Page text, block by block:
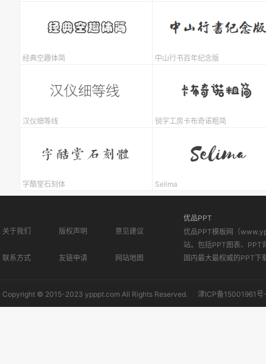
经典空趣体简 中山行书百年纪念版
汉仪细等线 锐字工房卡布奇诺粗简
字酷堂石刻体 Selima
关于我们 版权声明 意见建议
联系方式 友链申请 网站地图
优品PPT
优品PPT模板网（
站。包括PPT图表、PPT
国内最大最权威的PPT下
Copyright © 2015-2023 ypppt.com All Rights Reserved. 津ICP备15001961号